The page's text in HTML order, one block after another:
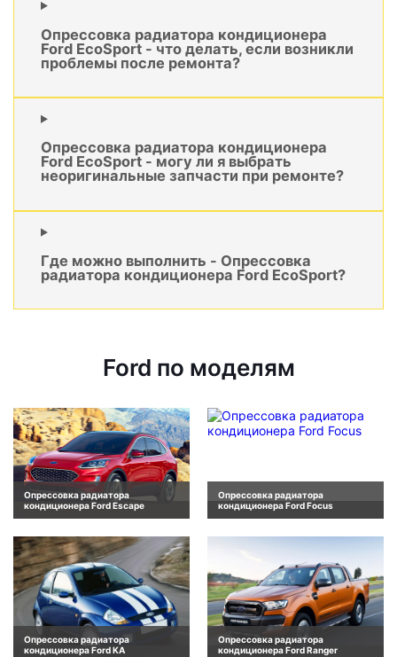
Опрессовка радиатора кондиционера
Ford EcoSport - что делать, если возникли
проблемы после ремонта?
Опрессовка радиатора кондиционера
Ford EcoSport - могу ли я выбрать
неоригинальные запчасти при ремонте?
Где можно выполнить - Опрессовка
радиатора кондиционера Ford EcoSport?
Ford по моделям
Опрессовка радиатора
кондиционера Ford Escape
Опрессовка радиатора
кондиционера Ford Focus
Опрессовка радиатора
кондиционера Ford KA
Опрессовка радиатора
кондиционера Ford Ranger